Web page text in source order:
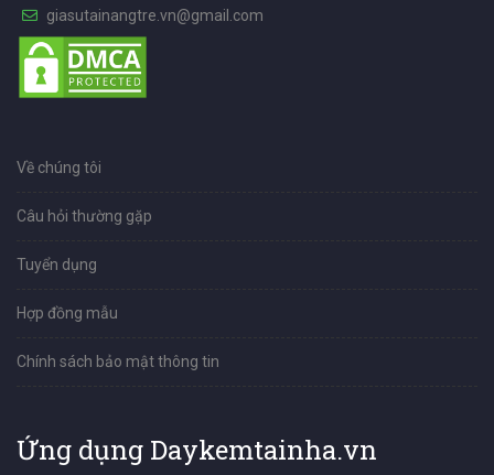
giasutainangtre.vn@gmail.com
Về chúng tôi
Câu hỏi thường gặp
Tuyển dụng
Hợp đồng mẫu
Chính sách bảo mật thông tin
Ứng dụng Daykemtainha.vn